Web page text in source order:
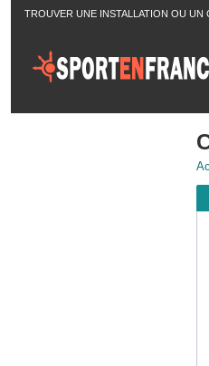
TROUVER UNE INSTALLATION OU UN